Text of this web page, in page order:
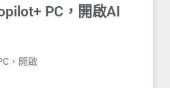
PC，開啟AI
，開啟